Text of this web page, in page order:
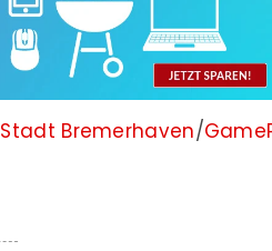
Stadt Bremerhaven/